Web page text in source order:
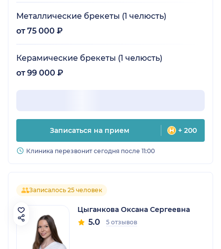
Металлические брекеты (1 челюсть)
от 75 000 ₽
Керамические брекеты (1 челюсть)
от 99 000 ₽
Записаться на прием + 200
Клиника перезвонит сегодня после 11:00
Записалось 25 человек
Цыганкова Оксана Сергеевна
5.0 5 отзывов